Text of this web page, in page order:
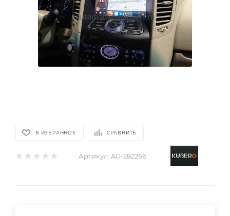
В ИЗБРАННОЕ СРАВНИТЬ
Артикул: AG-282266